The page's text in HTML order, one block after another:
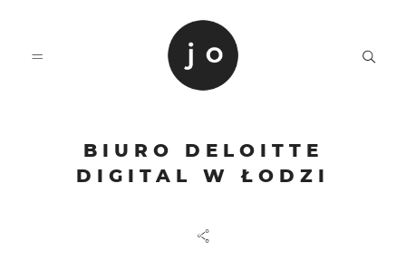
O MNIE
BIURO DELOITTE
DIGITAL W ŁODZI